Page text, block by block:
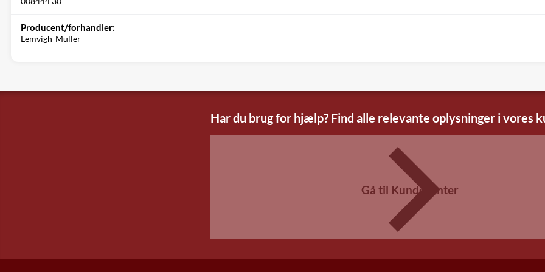
Producent/forhandler:
Lemvigh-Muller
Har du brug for hjælp? Find alle relevante oplysninger i vores
Gå til Kundecenter